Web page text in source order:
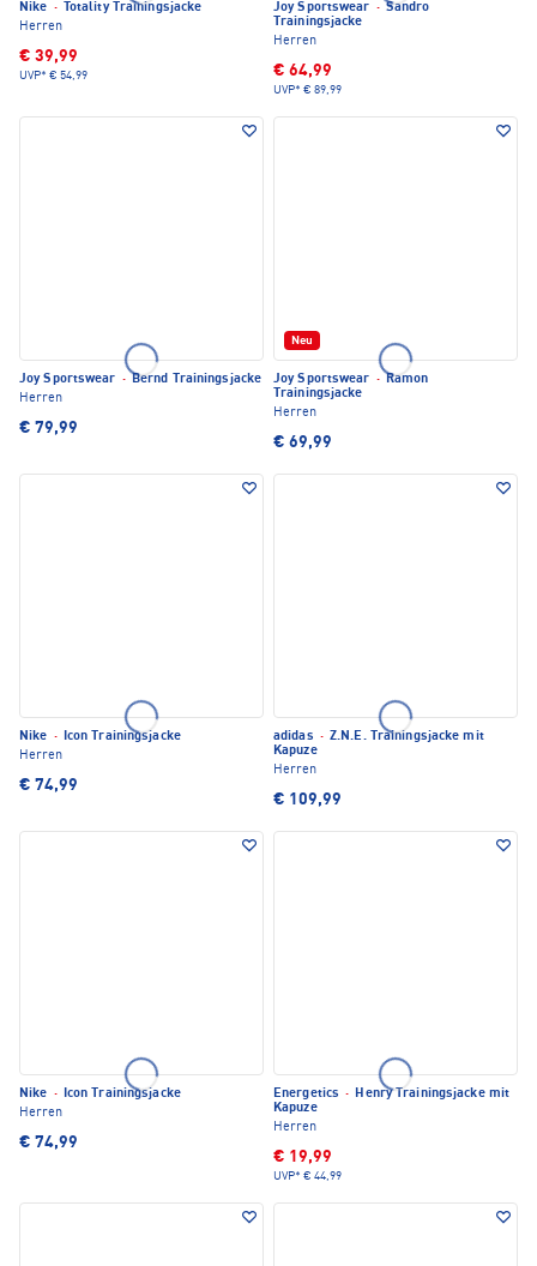
Nike ·
Totality Trainingsjacke
Herren
€ 39,99
UVP* € 54,99
Joy Sportswear · Sandro
Trainingsjacke
Herren
€ 64,99
UVP* € 89,99
Joy Sportswear · Bernd Trainingsjacke
Herren
€ 79,99
Neu
Joy Sportswear · Ramon
Trainingsjacke
Herren
€ 69,99
Nike · Icon Trainingsjacke
Herren
€ 74,99
adidas · Z.N.E. Trainingsjacke mit
Kapuze
Herren
€ 109,99
Nike · Icon Trainingsjacke
Herren
€ 74,99
Energetics · Henry Trainingsjacke mit
Kapuze
Herren
€ 19,99
UVP* € 44,99